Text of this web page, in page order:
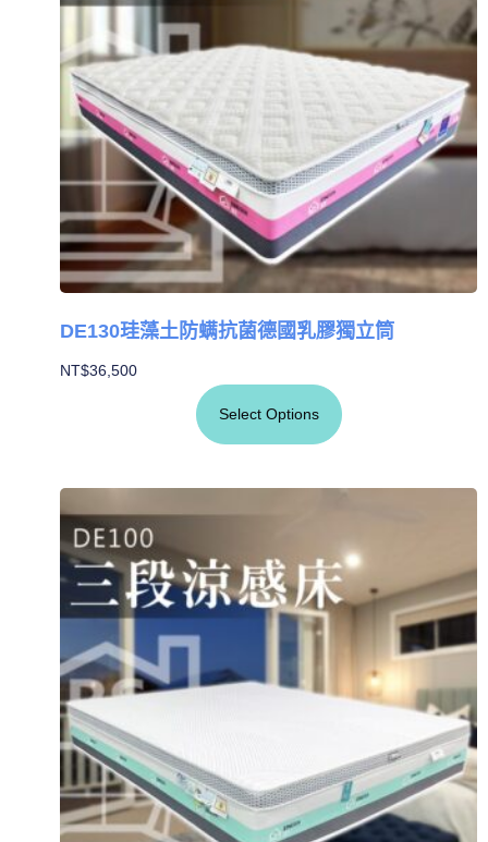
DE130珪藻土防螨抗菌德國乳膠獨立筒
NT$36,500
Select Options